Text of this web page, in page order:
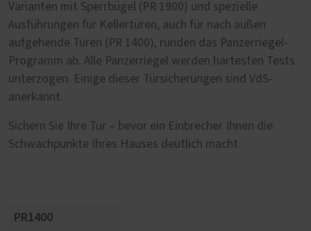
Varianten mit Sperrbügel (PR 1900) und spezielle
Ausführungen für Kellertüren, auch für nach außen
aufgehende Türen (PR 1400), runden das Panzerriegel-
Programm ab. Alle Panzerriegel werden härtesten Tests
unterzogen. Einige dieser Türsicherungen sind VdS-
anerkannt.
Sichern Sie Ihre Tür – bevor ein Einbrecher Ihnen die
Schwachpunkte Ihres Hauses deutlich macht.
PR1400